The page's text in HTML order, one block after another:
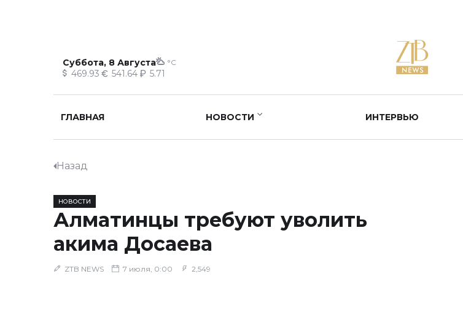
Суббота, 8 Августа °C
469.93 541.64 5.71
ГЛАВНАЯ НОВОСТИ ИНТЕРВЬЮ
Назад
НОВОСТИ
Алматинцы требуют уволить
акима Досаева
ZTB NEWS 7 июля, 0:00 2,549